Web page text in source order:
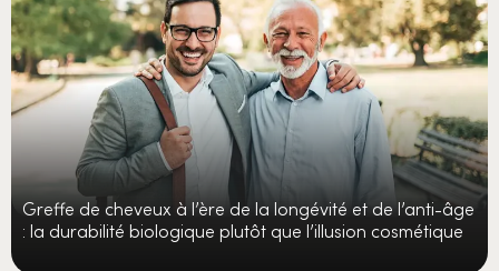
Greffe de cheveux à l’ère de la longévité et de l’anti-âge
: la durabilité biologique plutôt que l’illusion cosmétique